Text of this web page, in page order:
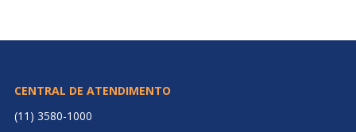
CENTRAL DE ATENDIMENTO
(11) 3580-1000